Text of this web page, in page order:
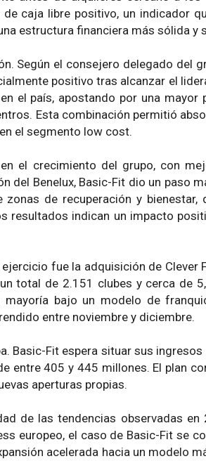
caja libre positivo, un indicador
estructura financiera más sólida y
Según el consejero delegado del
positivo tras alcanzar el
el país, apostando por una mayor
Esta combinación permitió
el segmento low cost.
el crecimiento del grupo, con
del Benelux, Basic-Fit dio un paso
de recuperación y bienestar,
resultados indican un impacto
fue la adquisición de Clever
total de 2.151 clubes y cerca de
bajo un modelo de
entre noviembre y diciembre.
Basic-Fit espera situar sus
entre 405 y 445 millones. El plan
aperturas propias.
de las tendencias observadas
europeo, el caso de Basic-Fit se
acelerada hacia un modelo